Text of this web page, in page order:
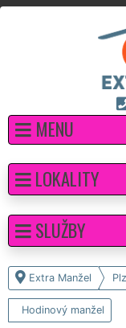
MENU
Extra Manžel
Hodinový manžel
LOKALITY
SLUŽBY